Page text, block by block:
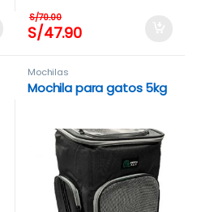
S/47.90
S/70.00
Mochilas
Mochila para gatos 5kg